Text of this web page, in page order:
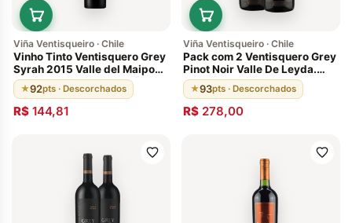
Viña Ventisqueiro · Chile
Vinho Tinto Ventisquero Grey
Syrah 2015 Valle del Maipo
Chileno 92 Pontos
★92pts · Descorchados
R$ 144,81
Viña Ventisqueiro · Chile
Pack com 2 Ventisquero Grey
Pinot Noir Valle De Leyda.
Descorchados: 93 pts,
Envelhecido 12 meses em
barricas de carvalho francês,
Vinho Chileno Premiado 2016
★93pts · Descorchados
R$ 278,00